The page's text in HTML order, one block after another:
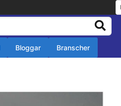
Bloggar Branscher